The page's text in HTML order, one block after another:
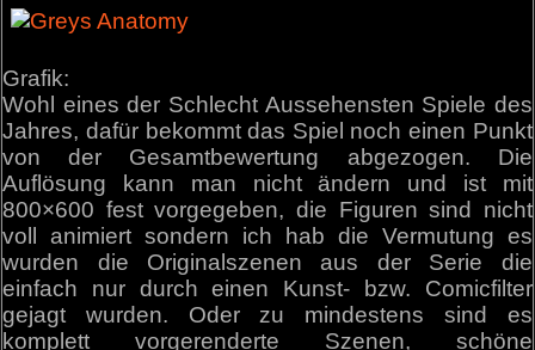
Grafik:
Wohl eines der Schlecht Aussehensten Spiele des
Jahres, dafür bekommt das Spiel noch einen Punkt
von der Gesamtbewertung abgezogen. Die
Auflösung kann man nicht ändern und ist mit
800×600 fest vorgegeben, die Figuren sind nicht
voll animiert sondern ich hab die Vermutung es
wurden die Originalszenen aus der Serie die
einfach nur durch einen Kunst- bzw. Comicfilter
gejagt wurden. Oder zu mindestens sind es
komplett vorgerenderte Szenen, schöne